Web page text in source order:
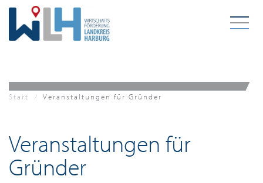
Zum Hauptinhalt springen
Start Veranstaltungen für Gründer
Veranstaltungen für
Gründer